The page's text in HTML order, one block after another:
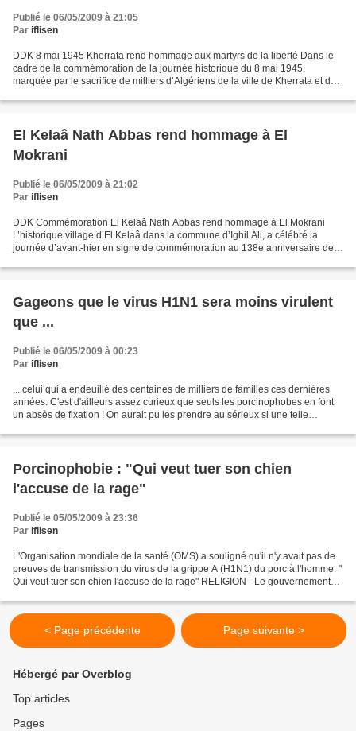
Publié le 06/05/2009 à 21:05
Par iflisen
DDK 8 mai 1945 Kherrata rend hommage aux martyrs de la liberté Dans le
cadre de la commémoration de la journée historique du 8 mai 1945,
marquée par le sacrifice de milliers d’Algériens de la ville de Kherrata et de
El Kelaâ Nath Abbas rend hommage à El
Mokrani
Publié le 06/05/2009 à 21:02
Par iflisen
DDK Commémoration El Kelaâ Nath Abbas rend hommage à El Mokrani
L’historique village d’El Kelaâ dans la commune d’Ighil Ali, a célébré la
journée d’avant-hier en signe de commémoration au 138e anniversaire de
Gageons que le virus H1N1 sera moins virulent
que ...
Publié le 06/05/2009 à 00:23
Par iflisen
... celui qui a endeuillé des centaines de milliers de familles ces dernières
années. C'est d'ailleurs assez curieux que seuls les porcinophobes en font
un absès de fixation ! On aurait pu les prendre au sérieux si une telle
Porcinophobie : "Qui veut tuer son chien
l'accuse de la rage"
Publié le 05/05/2009 à 23:36
Par iflisen
L'Organisation mondiale de la santé (OMS) a souligné qu'il n'y avait pas de
preuves de transmission du virus de la grippe A (H1N1) du porc à l'homme. "
Qui veut tuer son chien l'accuse de la rage" RELIGION - Le gouvernement
< Page précédente Page suivante >
Hébergé par Overblog
Top articles
Pages